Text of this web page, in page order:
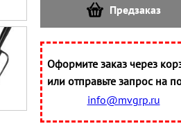
Предзаказ
Оформите заказ через
или отправьте запрос на
info@mvgrp.ru